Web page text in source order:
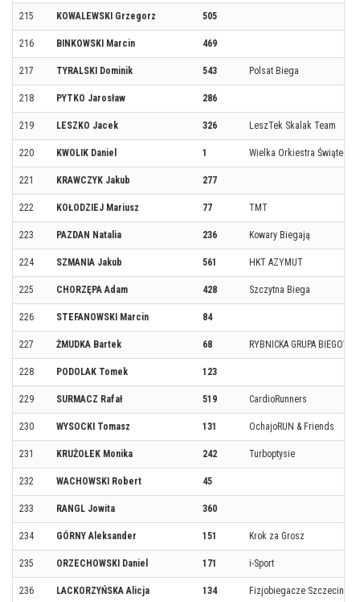
215 KOWALEWSKI Grzegorz 505
216 BINKOWSKI Marcin 469
217 TYRALSKI Dominik 543 Polsat Biega
218 PYTKO Jarosław 286
219 LESZKO Jacek 326 LeszTek Skalak Team
220 KWOLIK Daniel 1 Wielka Orkiestra
221 KRAWCZYK Jakub 277
222 KOŁODZIEJ Mariusz 77 TMT
223 PAZDAN Natalia 236 Kowary Biegają
224 SZMANIA Jakub 561 HKT AZYMUT
225 CHORZĘPA Adam 428 Szczytna Biega
226 STEFANOWSKI Marcin 84
227 ŻMUDKA Bartek 68 RYBNICKA GRUPA
228 PODOLAK Tomek 123
229 SURMACZ Rafał 519 CardioRunners
230 WYSOCKI Tomasz 131 OchajoRUN & Friends
231 KRUŻOŁEK Monika 242 Turboptysie
232 WACHOWSKI Robert 45
233 RANGL Jowita 360
234 GÓRNY Aleksander 151 Krok za Grosz
235 ORZECHOWSKI Daniel 171 i-Sport
236 LACKORZYŃSKA Alicja 134 Fizjobiegacze Szczecin